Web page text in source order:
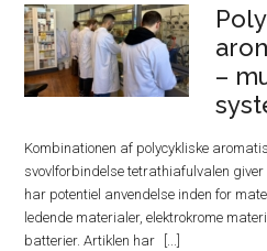
–
Kombinationen af polycykliske
svovlforbindelse tetrathiafulvalen giver
har potentiel anvendelse inden for
ledende materialer, elektrokrome
batterier. Artiklen har